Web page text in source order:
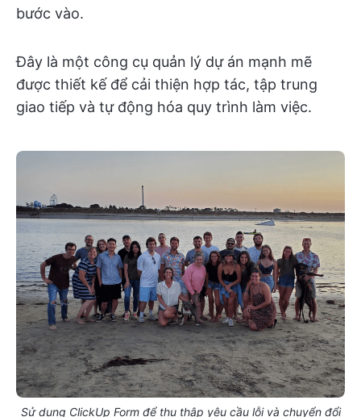
bước vào.
Đây là một công cụ quản lý dự án mạnh mẽ
được thiết kế để cải thiện hợp tác, tập trung
giao tiếp và tự động hóa quy trình làm việc.
Sử dụng ClickUp Form để thu thập yêu cầu lỗi và chuyển đổi